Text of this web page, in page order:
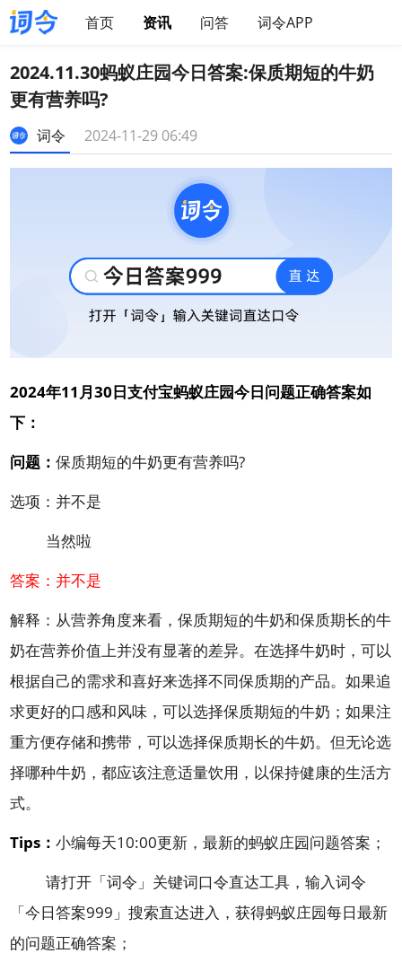
首页 资讯 问答 词令APP
2024.11.30蚂蚁庄园今日答案:保质期短的牛奶
更有营养吗?
词令 2024-11-29 06:49
2024年11月30日支付宝蚂蚁庄园今日问题正确答案如
下：
问题：保质期短的牛奶更有营养吗?
选项：并不是
当然啦
答案：并不是
解释：从营养角度来看，保质期短的牛奶和保质期长的牛
奶在营养价值上并没有显著的差异。在选择牛奶时，可以
根据自己的需求和喜好来选择不同保质期的产品。如果追
求更好的口感和风味，可以选择保质期短的牛奶；如果注
重方便存储和携带，可以选择保质期长的牛奶。但无论选
择哪种牛奶，都应该注意适量饮用，以保持健康的生活方
式。
Tips：小编每天10:00更新，最新的蚂蚁庄园问题答案；
请打开「词令 」关键词口令直达工具，输入词令
「今日答案999 」搜索直达进入，获得蚂蚁庄园每日最新
的问题正确答案；